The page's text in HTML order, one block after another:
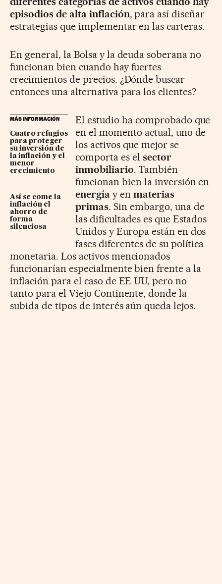
episodios de alta inflación, para así diseñar
estrategias que implementar en las carteras.
En general, la Bolsa y la deuda soberana no
funcionan bien cuando hay fuertes
crecimientos de precios. ¿Dónde buscar
entonces una alternativa para los clientes?
MÁS INFORMACIÓN
Cuatro refugios
para proteger
su inversión de
la inflación y el
menor
crecimiento
Así se come la
inflación el
ahorro de
forma
silenciosa
El estudio ha comprobado que
en el momento actual, uno de
los activos que mejor se
comporta es el sector
inmobiliario. También
funcionan bien la inversión en
energía y en materias
primas. Sin embargo, una de
las dificultades es que Estados
Unidos y Europa están en dos
fases diferentes de su política
monetaria. Los activos mencionados
funcionarían especialmente bien frente a la
inflación para el caso de EE UU, pero no
tanto para el Viejo Continente, donde la
subida de tipos de interés aún queda lejos.